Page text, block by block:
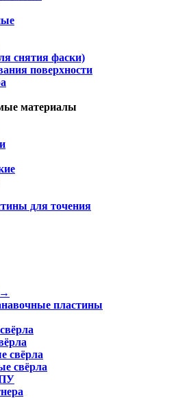
снятия фаски)
поверхности
материалы
для точения
→
пластины
свёрла
свёрла